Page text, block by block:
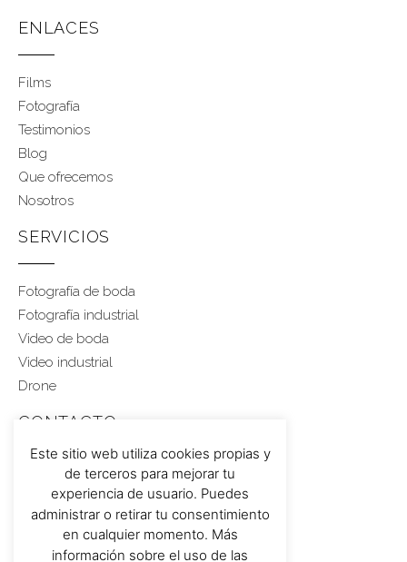
ENLACES
Films
Fotografía
Testimonios
Blog
Que ofrecemos
Nosotros
SERVICIOS
Fotografía de boda
Fotografía industrial
Video de boda
Video industrial
Drone
CONTACTO
Rubén 617 459 543
Este sitio web utiliza cookies propias y
de terceros para mejorar tu
experiencia de usuario. Puedes
administrar o retirar tu consentimiento
en cualquier momento. Más
información sobre el uso de las